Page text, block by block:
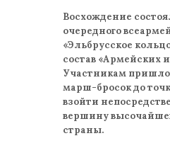
Восхождение
очередного
«Эльбрусское
состав «Армейских
Участникам
марш-бросок до
взойти
вершину
страны.